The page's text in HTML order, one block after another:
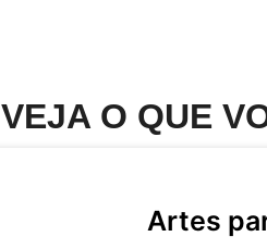
VEJA O QUE
Artes